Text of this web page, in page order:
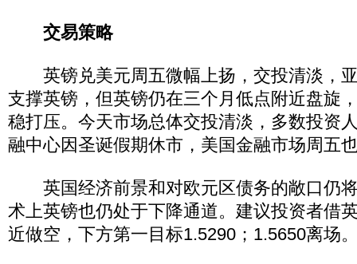
交易策略
英镑兑美元周五微幅上扬，交投清淡，
支撑英镑，但英镑仍在三个月低点附近盘旋
稳打压。今天市场总体交投清淡，多数投资
融中心因圣诞假期休市，美国金融市场周五
英国经济前景和对欧元区债务的敞口仍
术上英镑也仍处于下降通道。建议投资者借
近做空，下方第一目标1.5290；1.5650离场